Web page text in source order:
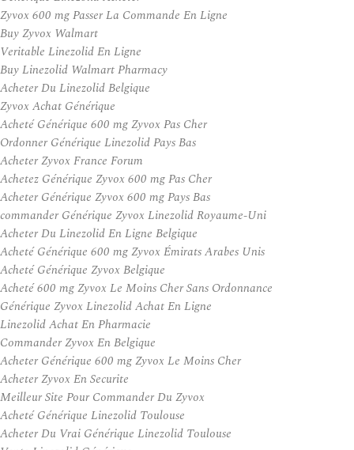
Zyvox 600 mg Passer La Commande En Ligne
Buy Zyvox Walmart
Veritable Linezolid En Ligne
Buy Linezolid Walmart Pharmacy
Acheter Du Linezolid Belgique
Zyvox Achat Générique
Acheté Générique 600 mg Zyvox Pas Cher
Ordonner Générique Linezolid Pays Bas
Acheter Zyvox France Forum
Achetez Générique Zyvox 600 mg Pas Cher
Acheter Générique Zyvox 600 mg Pays Bas
commander Générique Zyvox Linezolid Royaume-Uni
Acheter Du Linezolid En Ligne Belgique
Acheté Générique 600 mg Zyvox Émirats Arabes Unis
Acheté Générique Zyvox Belgique
Acheté 600 mg Zyvox Le Moins Cher Sans Ordonnance
Générique Zyvox Linezolid Achat En Ligne
Linezolid Achat En Pharmacie
Commander Zyvox En Belgique
Acheter Générique 600 mg Zyvox Le Moins Cher
Acheter Zyvox En Securite
Meilleur Site Pour Commander Du Zyvox
Acheté Générique Linezolid Toulouse
Acheter Du Vrai Générique Linezolid Toulouse